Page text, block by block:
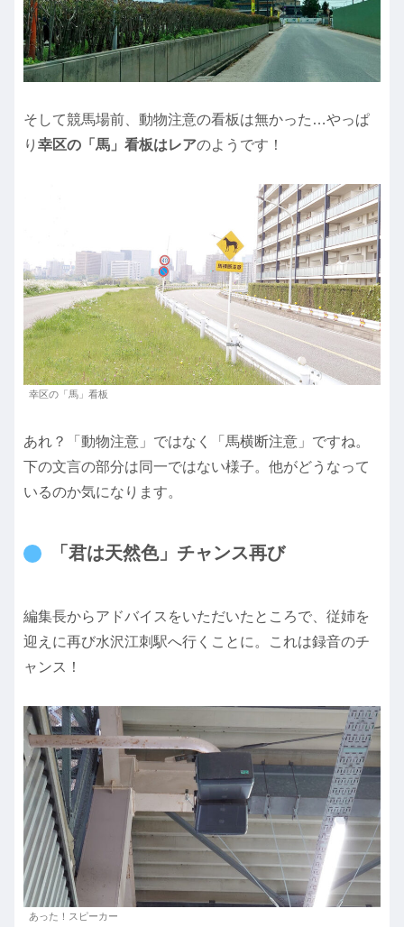
そして競馬場前、動物注意の看板は無かった…やっぱ
り 幸区の「馬」看板はレアのようです！
幸区の「馬」看板
あれ？「動物注意」ではなく「馬横断注意」ですね。
下の文言の部分は同一ではない様子。他がどうなって
いるのか気になります。
「君は天然色」チャンス再び
編集長からアドバイスをいただいたところで、従姉を
迎えに再び水沢江刺駅へ行くことに。これは録音のチ
ャンス！
あった！スピーカー